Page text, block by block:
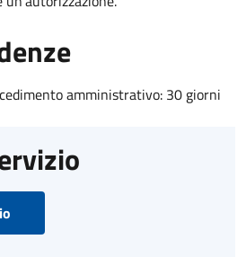
amministrativo: 30 giorni